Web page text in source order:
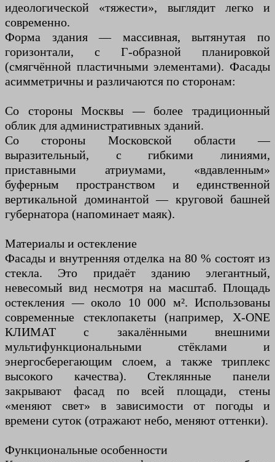
идеологической «тяжести», выглядит легко и
современно.
Форма здания — массивная, вытянутая по
горизонтали, с Г-образной планировкой
(смягчённой пластичными элементами). Фасады
асимметричны и различаются по сторонам:
Со стороны Москвы — более традиционный
облик для административных зданий.
Со стороны Московской области —
выразительный, с гибкими линиями,
приставными атриумами, «вдавленным»
буферным пространством и единственной
вертикальной доминантой — круговой башней
губернатора (напоминает маяк).
Материалы и остекление
Фасады и внутренняя отделка на 80 % состоят из
стекла. Это придаёт зданию элегантный,
невесомый вид несмотря на масштаб. Площадь
остекления — около 10 000 м². Использованы
современные стеклопакеты (например, X-ONE
КЛИМАТ с закалёнными внешними
мультифункциональными стёклами и
энергосберегающим слоем, а также триплекс
высокого качества). Стеклянные панели
закрывают фасад по всей площади, стены
«меняют свет» в зависимости от погоды и
времени суток (отражают небо, меняют оттенки).
Функциональные особенности